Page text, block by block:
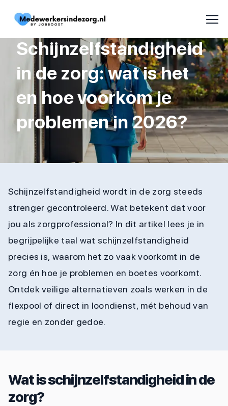
Schijnzelfstandigheid
in de zorg: wat is het
en hoe voorkom je
problemen in 2026?
Schijnzelfstandigheid wordt in de zorg steeds
strenger gecontroleerd. Wat betekent dat voor
jou als zorgprofessional? In dit artikel lees je in
begrijpelijke taal wat schijnzelfstandigheid
precies is, waarom het zo vaak voorkomt in de
zorg én hoe je problemen en boetes voorkomt.
Ontdek veilige alternatieven zoals werken in de
flexpool of direct in loondienst, mét behoud van
regie en zonder gedoe.
Wat is schijnzelfstandigheid in de
zorg?